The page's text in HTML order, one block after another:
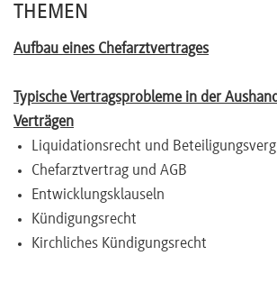
THEMEN
Aufbau eines Chefarztvertrages
Typische Vertragsprobleme in der
Verträgen
Liquidationsrecht und
Chefarztvertrag und AGB
Entwicklungsklauseln
Kündigungsrecht
Kirchliches Kündigungsrecht